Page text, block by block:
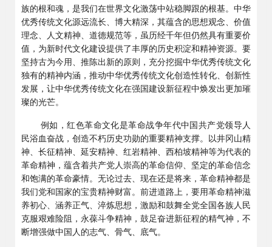
族的根和魂，是我们在世界文化激荡中站稳脚跟的根基。中华
优秀传统文化源远流长、博大精深，其蕴含的思想观念、价值
理念、人文精神、道德规范等，虽历经千年但仍然具有重要价
值，为新时代文化建设提供了丰厚的历史积淀和精神资源。要
坚持古为今用、推陈出新的原则，充分挖掘中华优秀传统文化
独有的精神内涵，推动中华优秀传统文化创造性转化、创新性
发展，让中华优秀传统文化在强国建设新征程中焕发出更加璀
璨的光芒。
例如，红色革命文化是革命战争年代中国共产党领导人
民浴血奋战，创造不朽历史功勋的重要精神支撑。以井冈山精
神、长征精神、延安精神、红岩精神、西柏坡精神等为代表的
革命精神，蕴含着共产党人崇高的革命信仰、坚定的革命信念
和饱满的革命豪情。无论过去、现在还是将来，革命精神都是
我们党和国家的宝贵精神财富。前进道路上，要用革命精神滋
养初心、涵养正气、淬炼思想，激励和鼓舞全党全国各族人民
克服艰难险阻，永葆斗争精神，鼓足奋进新征程的精气神，不
断增强做中国人的志气、骨气、底气。